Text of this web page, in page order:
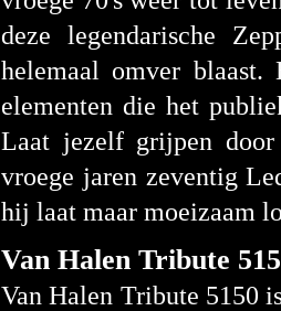
deze legendarische
helemaal omver
elementen die het
Laat jezelf grijpen door
vroege jaren zeventig
hij laat maar moeizaam
Van Halen Tribute
Van Halen Tribute 5150